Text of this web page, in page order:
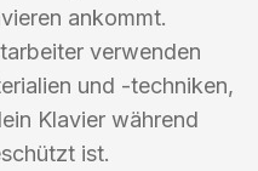
ankommt.
verwenden
und -techniken,
Klavier während
ist.